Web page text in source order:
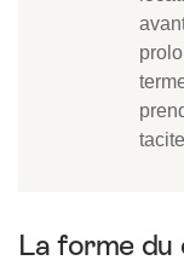
La forme du